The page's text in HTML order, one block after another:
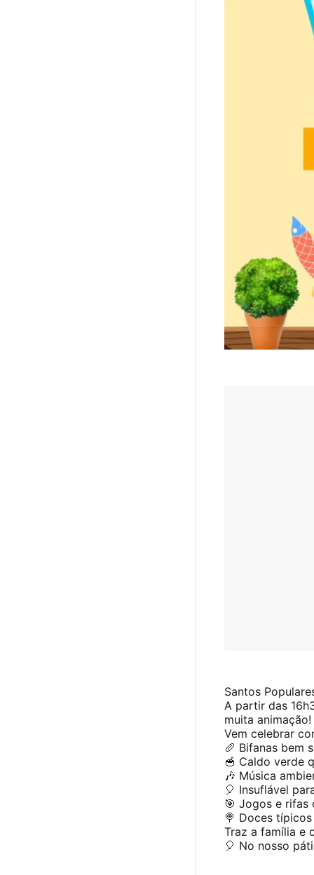
Santos
A partir das
muita animação!
Vem celebrar
🥖 Bifanas bem
🥣 Caldo verde
🎶 Música
🎈 Insuflável
🎯 Jogos e rifas
🍭 Doces
Traz a família e
🎈 No nosso